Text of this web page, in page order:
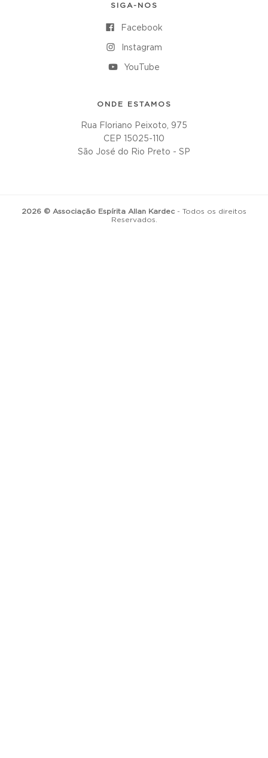
SIGA-NOS
Facebook
Instagram
YouTube
ONDE ESTAMOS
Rua Floriano Peixoto, 975
CEP 15025-110
São José do Rio Preto - SP
2026 © Associação Espírita Allan Kardec - Todos os direitos
Reservados.